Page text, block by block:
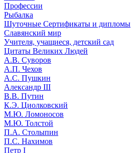
Профессии
Рыбалка
Шуточные Сертификаты и дипломы
Славянский мир
Учителя, учащиеся, детский сад
Цитаты Великих Людей
А.В. Суворов
А.П. Чехов
А.С. Пушкин
Александр III
В.В. Путин
К.Э. Циолковский
М.Ю. Ломоносов
М.Ю. Толстой
П.А. Столыпин
П.С. Нахимов
Петр I